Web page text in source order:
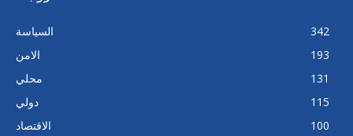
السياسة
342
الامن
193
محلي
131
دولي
115
الاقتصاد
100